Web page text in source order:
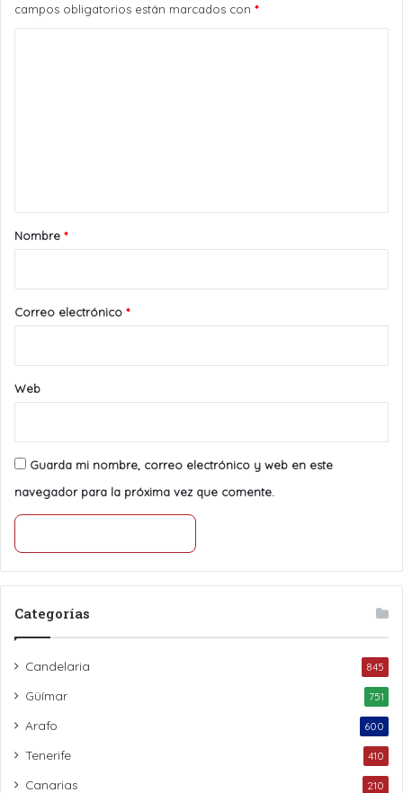
campos obligatorios están marcados con *
r
*
Nombre *
Correo electrónico *
Web
Guarda mi nombre, correo electrónico y web en este
navegador para la próxima vez que comente.
Categorías
Candelaria 845
Güímar 751
Arafo 600
Tenerife 410
Canarias 210